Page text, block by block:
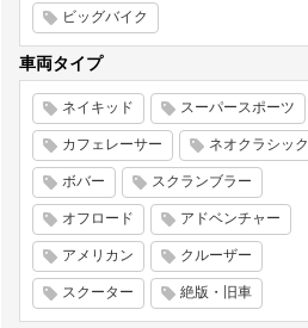
ビッグバイク
車両タイプ
ネイキッド スーパースポーツ
カフェレーサー ネオクラシック
ボバー スクランブラー
オフロード アドベンチャー
アメリカン クルーザー
スクーター 絶版・旧車